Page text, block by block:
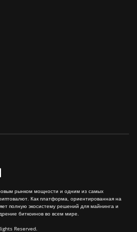
рынком мощности и одним из самых
Как платформа, ориентированная на
полную экосистему решений для майнинга и
биткоинов во всем мире.
Reserved.